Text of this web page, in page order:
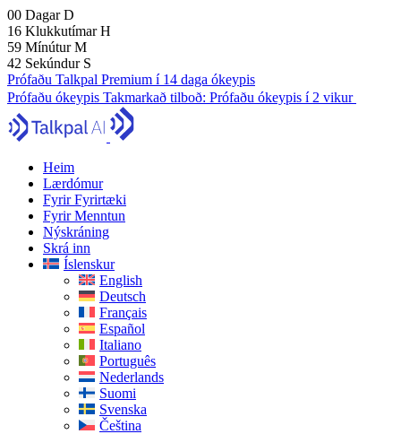
00 DagarD
16 KlukkutímarH
59 MínúturM
41 Sekúndur S
Prófaðu Talkpal Premium í 14 daga ókeypis
Prófaðu ókeypis Takmarkað tilboð: Prófaðu ókeypis í 2 vikur
Heim
Lærdómur
Fyrir Fyrirtæki
Fyrir Menntun
Nýskráning
Skrá inn
Íslenskur
English
Deutsch
Français
Español
Italiano
Português
Nederlands
Suomi
Svenska
Čeština